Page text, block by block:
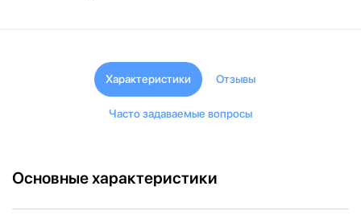
Характеристики Отзывы
Часто задаваемые вопросы
Основные характеристики